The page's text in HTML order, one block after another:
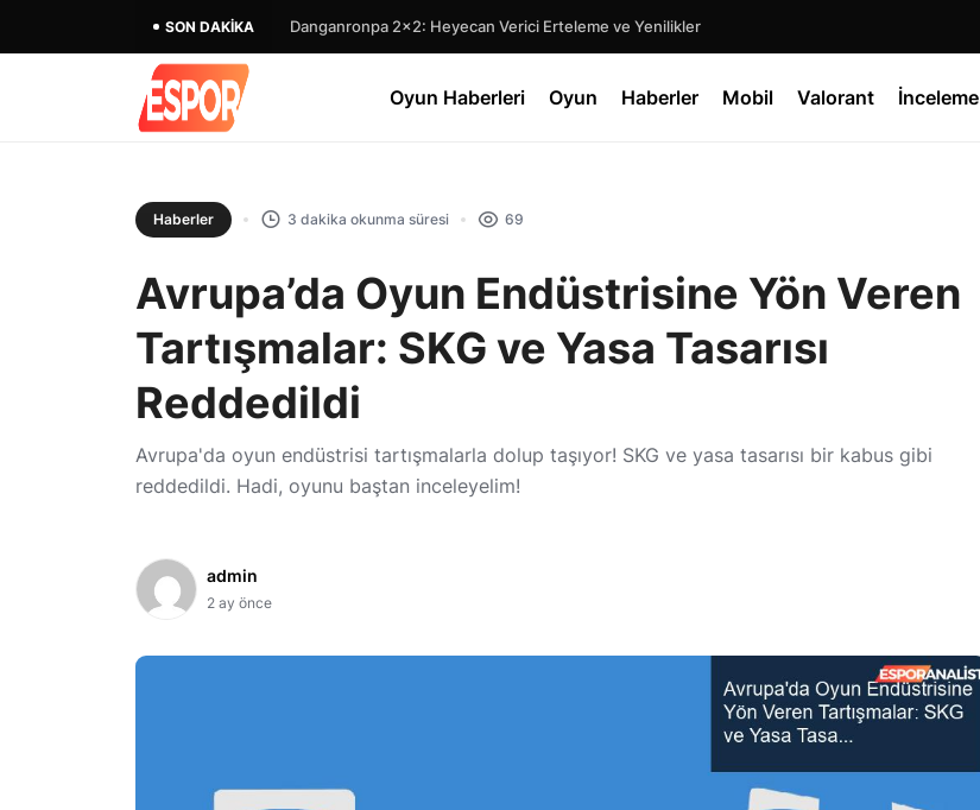
SON DAKIKA Danganronpa 2×2: Heyecan Verici Erteleme ve Yenilikler
Oyun Haberleri Oyun Haberler Mobil Valorant İnceleme
Haberler 3 dakika okunma süresi 69
Avrupa’da Oyun Endüstrisine Yön Veren
Tartışmalar: SKG ve Yasa Tasarısı
Reddedildi
Avrupa'da oyun endüstrisi tartışmalarla dolup taşıyor! SKG ve yasa tasarısı bir kabus gibi
reddedildi. Hadi, oyunu baştan inceleyelim!
admin
2 ay önce